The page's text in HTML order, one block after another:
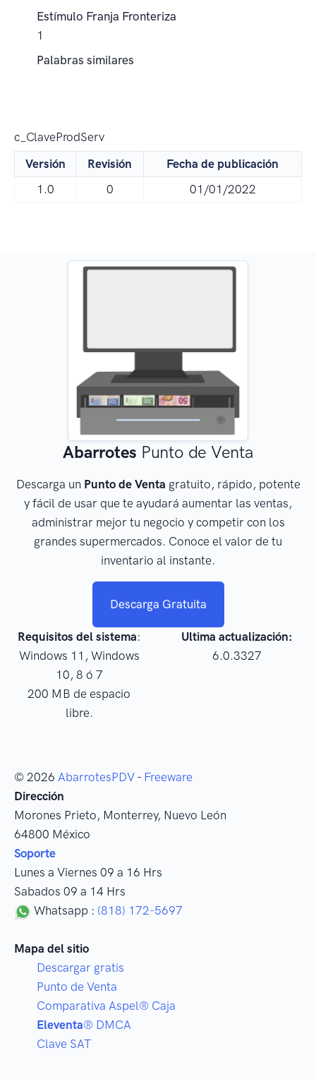
Estímulo Franja Fronteriza
1
Palabras similares
c_ClaveProdServ
Versión
Revisión
Fecha de publicación
1.0
0 01/01/2022
Abarrotes Punto de Venta
Descarga un Punto de Venta gratuito, rápido, potente
y fácil de usar que te ayudará aumentar las ventas,
administrar mejor tu negocio y competir con los
grandes supermercados. Conoce el valor de tu
inventario al instante.
Descarga Gratuita
Requisitos del sistema:
Windows 11, Windows
10, 8 ó 7
200 MB de espacio
libre.
Ultima actualización:
6.0.3327
© 2026 AbarrotesPDV - Freeware
Dirección
Morones Prieto, Monterrey, Nuevo León
64800 México
Soporte
Lunes a Viernes 09 a 16 Hrs
Sabados 09 a 14 Hrs
Whatsapp : (818) 172-5697
Mapa del sitio
Descargar gratis
Punto de Venta
Comparativa Aspel® Caja
Eleventa® DMCA
Clave SAT